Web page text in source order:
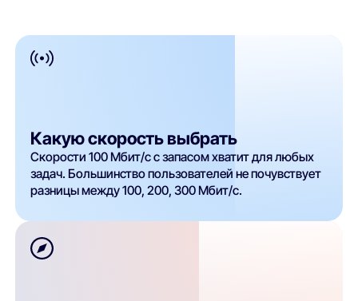
Какую скорость выбрать
Скорости 100 Мбит/с с запасом хватит для любых
задач. Большинство пользователей не почувствует
разницы между 100, 200, 300 Мбит/с.